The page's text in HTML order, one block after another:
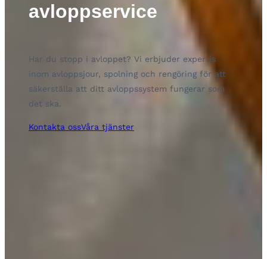
avloppservice
Har du stopp i avloppet? Vi erbjuder expertis
inom avloppsjour, spolning och rengöring för att
säkerställa att ditt avloppssystem fungerar som
det ska.
Kontakta ossVåra tjänster